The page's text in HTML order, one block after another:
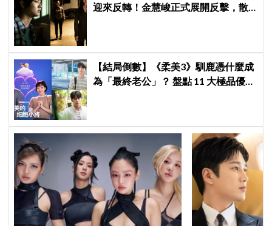
迎來反轉！金慧峻正式展開反擊，散
【結局倒數】《柔美3》馴鹿憑什麼成
為「最終老公」？ 盤點 11 大極品優